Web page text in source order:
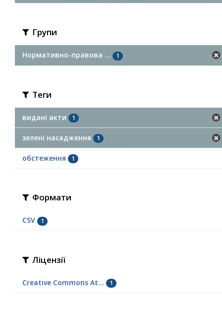
Групи
Нормативно-правова ... 1
Теги
видані акти 1
зелені насадження 1
обстеження 1
Формати
CSV 1
Ліцензії
Creative Commons At... 1